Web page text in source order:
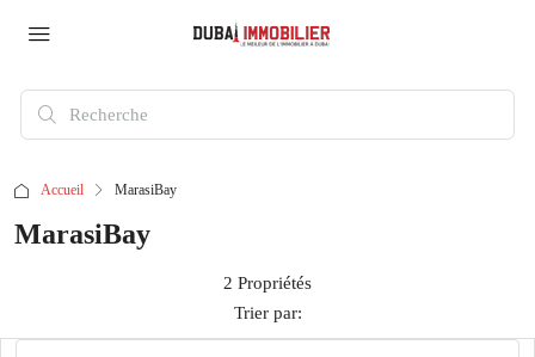
Accueil MarasiBay
MarasiBay
2 Propriétés
Trier par: